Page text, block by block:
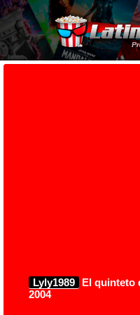
Lyly1989
El quinteto
2004